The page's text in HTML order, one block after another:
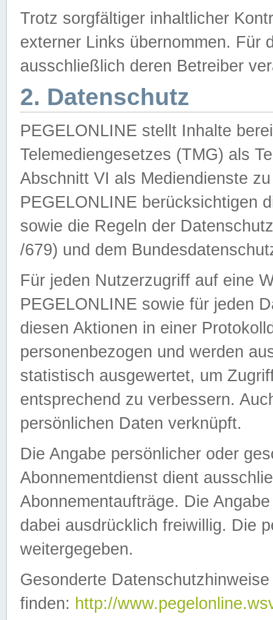
Trotz sorgfältiger inhaltlicher
externer Links übernommen. Für
ausschließlich deren Betreiber
2. Datenschutz
PEGELONLINE stellt Inhalte
Telemediengesetzes (TMG) als
Abschnitt VI als Mediendienste
PEGELONLINE berücksichtigen
sowie die Regeln der
/679) und dem
Für jeden Nutzerzugriff auf eine
PEGELONLINE sowie für jeden
diesen Aktionen in einer
personenbezogen und werden
statistisch ausgewertet, um
entsprechend zu verbessern.
persönlichen Daten verknüpft.
Die Angabe persönlicher oder
Abonnementdienst dient
Abonnementaufträge. Die
dabei ausdrücklich freiwillig. Die
weitergegeben.
Gesonderte
finden: http://